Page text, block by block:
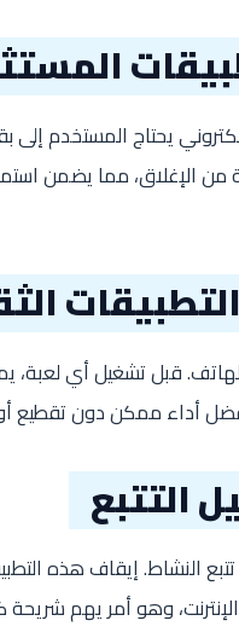
يحتاج المستخدم إلى
من الإغلاق، مما يضمن
قبل تشغيل أي لعبة،
أداء ممكن دون تقطيع
التتبع
النشاط. إيقاف هذه
وهو أمر يهم